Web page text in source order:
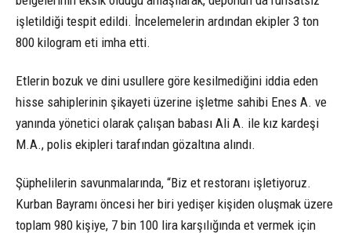
işletildiği tespit edildi. İncelemelerin ardından ekipler 3 ton
800 kilogram eti imha etti.
Etlerin bozuk ve dini usullere göre kesilmediğini iddia eden
hisse sahiplerinin şikayeti üzerine işletme sahibi Enes A. ve
yanında yönetici olarak çalışan babası Ali A. ile kız kardeşi
M.A., polis ekipleri tarafından gözaltına alındı.
Şüphelilerin savunmalarında, “Biz et restoranı işletiyoruz.
Kurban Bayramı öncesi her biri yedişer kişiden oluşmak üzere
toplam 980 kişiye, 7 bin 100 lira karşılığında et vermek için